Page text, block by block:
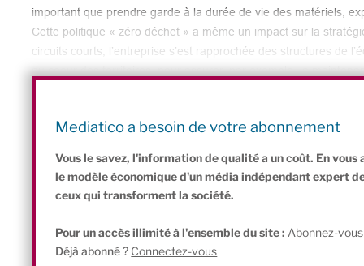
important que prendre garde à la durée de vie des matériels,
Cette politique « zéro déchet » a même un impact sur la
circuits courts, l’entreprise s’est rapprochée des structures de
au coeur des territoires, pour assurer, par exemple, la
Mediatico a besoin de votre abonnement
Vous le savez, l'information de qualité a un coût. En
le modèle économique d'un média indépendant expert
ceux qui transforment la société.
Pour un accès illimité à l'ensemble du site : Abonnez-vous
Déjà abonné ? Connectez-vous